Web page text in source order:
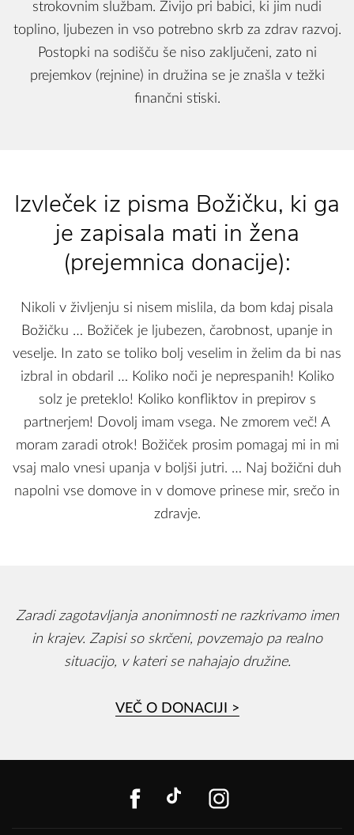
strokovnim službam. Živijo pri babici, ki jim nudi
toplino, ljubezen in vso potrebno skrb za zdrav razvoj.
Postopki na sodišču še niso zaključeni, zato ni
prejemkov (rejnine) in družina se je znašla v težki
finančni stiski.
Izvleček iz pisma Božičku, ki ga
je zapisala mati in žena
(prejemnica donacije):
Nikoli v življenju si nisem mislila, da bom kdaj pisala
Božičku … Božiček je ljubezen, čarobnost, upanje in
veselje. In zato se toliko bolj veselim in želim da bi nas
izbral in obdaril … Koliko noči je neprespanih! Koliko
solz je preteklo! Koliko konfliktov in prepirov s
partnerjem! Dovolj imam vsega. Ne zmorem več! A
moram zaradi otrok! Božiček prosim pomagaj mi in mi
vsaj malo vnesi upanja v boljši jutri. … Naj božični duh
napolni vse domove in v domove prinese mir, srečo in
zdravje.
Zaradi zagotavljanja anonimnosti ne razkrivamo imen
in krajev. Zapisi so skrčeni, povzemajo pa realno
situacijo, v kateri se nahajajo družine.
VEČ O DONACIJI >
FACEBOOK
TIKTOK